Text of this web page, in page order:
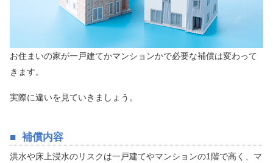
お住まいの家が一戸建てかマンションかで必要な補償は変わって
きます。
実際に違いを見ていきましょう。
補償内容
洪水や床上浸水のリスクは一戸建てやマンションの1階で高く、マ